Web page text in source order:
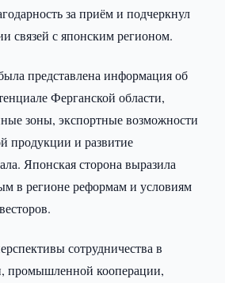
за приём и подчеркнул
связей с японским регионом.
представлена информация об
Ферганской области,
зоны, экспортные возможности
продукции и развитие
Японская сторона выразила
в регионе реформам и условиям
сотрудничества в
промышленной кооперации,